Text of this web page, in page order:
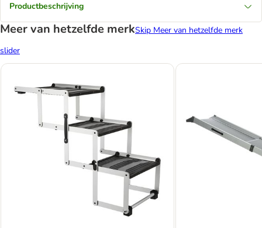
Productbeschrijving
Meer van hetzelfde merkSkip Meer van hetzelfde merk
slider